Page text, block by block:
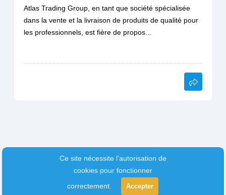
Atlas Trading Group, en tant que société spécialisée
dans la vente et la livraison de produits de qualité pour
les professionnels, est fière de propos...
Ce site nécessite l'autorisation de
cookies pour fonctionner
correctement.
Accepter